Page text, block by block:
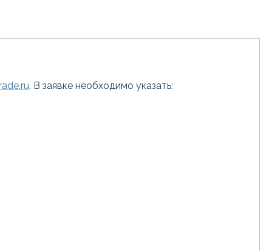
. В заявке необходимо указать: